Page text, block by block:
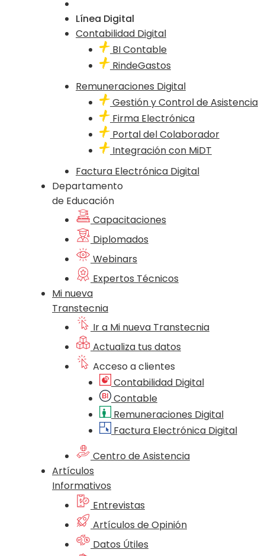
Línea Digital
Contabilidad Digital
BI Contable
RindeGastos
Remuneraciones Digital
Gestión y Control de Asistencia
Firma Electrónica
Portal del Colaborador
Integración con MiDT
Factura Electrónica Digital
Departamento
de Educación
Capacitaciones
Diplomados
Webinars
Expertos Técnicos
Mi nueva
Transtecnia
Ir a Mi nueva Transtecnia
Actualiza tus datos
Acceso a clientes
Contabilidad Digital
Contable
Remuneraciones Digital
Factura Electrónica Digital
Centro de Asistencia
Artículos
Informativos
Entrevistas
Artículos de Opinión
Datos Útiles